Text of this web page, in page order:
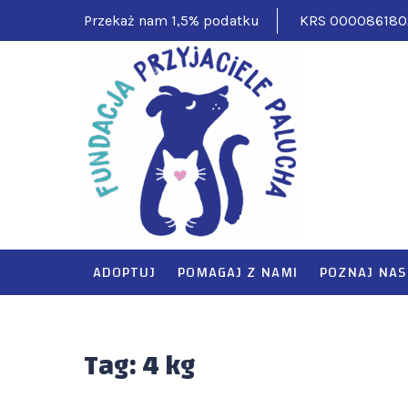
to
Przekaż nam 1,5% podatku KRS
Pomagamy
ADOPTUJ POMAGAJ Z NAMI POZNAJ NAS
Tag:4 kg